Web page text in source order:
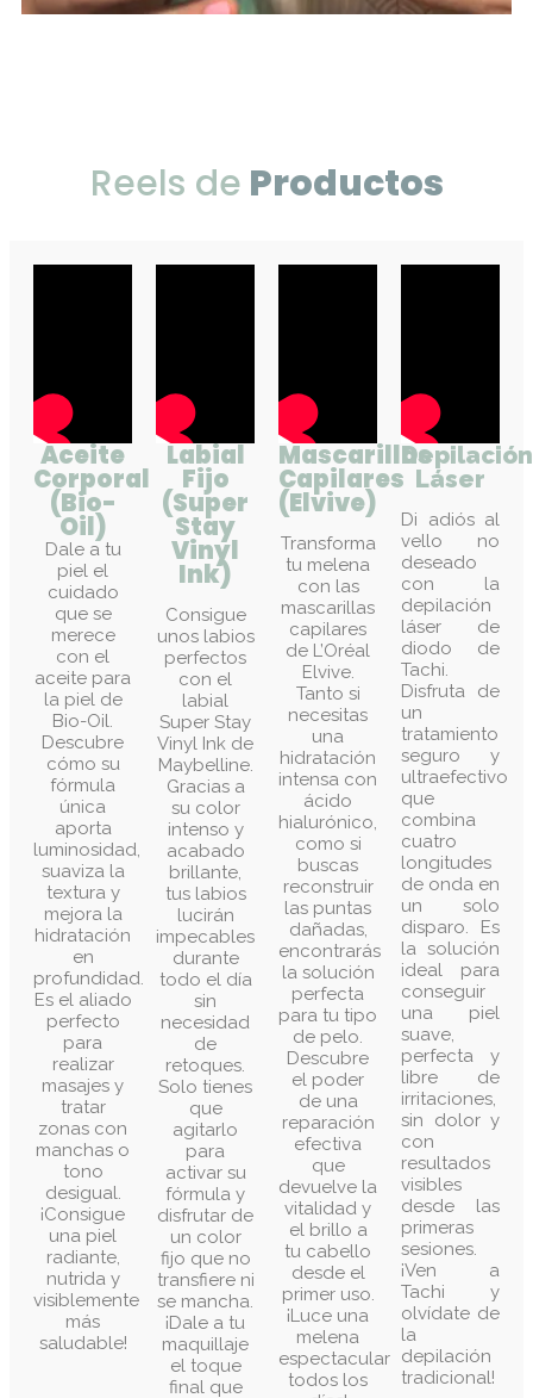
Reels de Productos
Aceite
Corporal
(Bio-
Oil)
Dale a tu
piel el
cuidado
que se
merece
con el
aceite para
la piel de
Bio-Oil.
Descubre
cómo su
fórmula
única
aporta
luminosidad,
suaviza la
textura y
mejora la
hidratación
en
profundidad.
Es el aliado
perfecto
para
realizar
masajes y
tratar
zonas con
manchas o
tono
desigual.
¡Consigue
una piel
radiante,
nutrida y
visiblemente
más
saludable!
Labial
Fijo
(Super
Stay
Vinyl
Ink)
Consigue
unos labios
perfectos
con el
labial
Super Stay
Vinyl Ink de
Maybelline.
Gracias a
su color
intenso y
acabado
brillante,
tus labios
lucirán
impecables
durante
todo el día
sin
necesidad
de
retoques.
Solo tienes
que
agitarlo
para
activar su
fórmula y
disfrutar de
un color
fijo que no
transfiere ni
se mancha.
¡Dale a tu
maquillaje
el toque
final que
Mascarillas
Capilares
(Elvive)
Transforma
tu melena
con las
mascarillas
capilares
de L’Oréal
Elvive.
Tanto si
necesitas
una
hidratación
intensa con
ácido
hialurónico,
como si
buscas
reconstruir
las puntas
dañadas,
encontrarás
la solución
perfecta
para tu tipo
de pelo.
Descubre
el poder
de una
reparación
efectiva
que
devuelve la
vitalidad y
el brillo a
tu cabello
desde el
primer uso.
¡Luce una
melena
espectacular
todos los
Depilación
Láser
Di adiós al
vello no
deseado
con la
depilación
láser de
diodo de
Tachi.
Disfruta de
un
tratamiento
seguro y
ultraefectivo
que
combina
cuatro
longitudes
de onda en
un solo
disparo. Es
la solución
ideal para
conseguir
una piel
suave,
perfecta y
libre de
irritaciones,
sin dolor y
con
resultados
visibles
desde las
primeras
sesiones.
¡Ven a
Tachi y
olvídate de
la
depilación
tradicional!